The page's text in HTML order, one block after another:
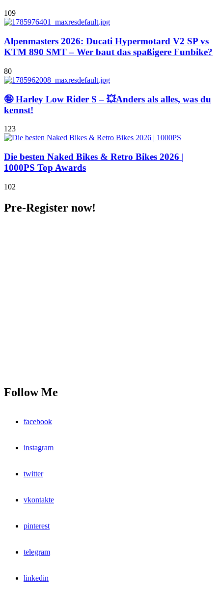
109
Alpenmasters 2026: Ducati Hypermotard V2 SP vs
KTM 890 SMT – Wer baut das spaßigere Funbike?
80
🤪 Harley Low Rider S – 💥Anders als alles, was du
kennst!
123
Die besten Naked Bikes & Retro Bikes 2026 |
1000PS Top Awards
102
Pre-Register now!
Follow Me
facebook
instagram
twitter
vkontakte
pinterest
telegram
linkedin